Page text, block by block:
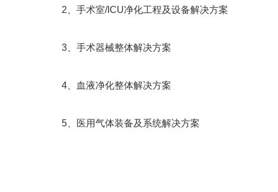
2、手术室/ICU净化工程及设备解决方案
3、手术器械整体解决方案
4、血液净化整体解决方案
5、医用气体装备及系统解决方案